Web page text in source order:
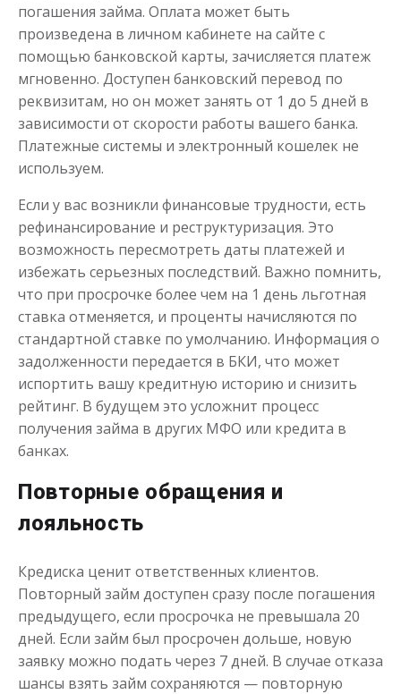
погашения займа. Оплата может быть
произведена в личном кабинете на сайте с
помощью банковской карты, зачисляется платеж
мгновенно. Доступен банковский перевод по
реквизитам, но он может занять от 1 до 5 дней в
зависимости от скорости работы вашего банка.
Платежные системы и электронный кошелек не
используем.
Если у вас возникли финансовые трудности, есть
рефинансирование и реструктуризация. Это
возможность пересмотреть даты платежей и
избежать серьезных последствий. Важно помнить,
что при просрочке более чем на 1 день льготная
ставка отменяется, и проценты начисляются по
стандартной ставке по умолчанию. Информация о
задолженности передается в БКИ, что может
испортить вашу кредитную историю и снизить
рейтинг. В будущем это усложнит процесс
получения займа в других МФО или кредита в
банках.
Повторные обращения и
лояльность
Кредиска ценит ответственных клиентов.
Повторный займ доступен сразу после погашения
предыдущего, если просрочка не превышала 20
дней. Если займ был просрочен дольше, новую
заявку можно подать через 7 дней. В случае отказа
шансы взять займ сохраняются — повторную